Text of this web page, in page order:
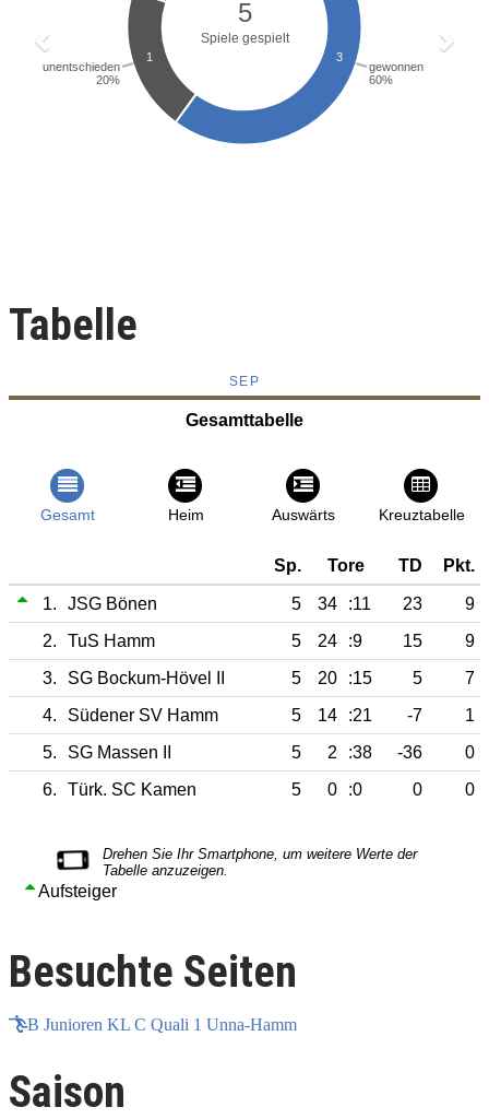
Tabelle
SEP
Gesamttabelle
Gesamt Heim Auswärts Kreuztabelle
Sp. Tore TD Pkt.
1. JSG Bönen 5 34 :11 23
9
2.
TuS Hamm 5 24 :9 15
9
3.
SG Bockum-Hövel II 5 20 :15 5
7
4.
Südener SV Hamm 5 14 :21 -7
1
5.
SG Massen II 5 2 :38 -36
0
6.
Türk. SC Kamen 5 0 :0 0 0
Aufsteiger
Besuchte Seiten
B Junioren KL C Quali 1 Unna-Hamm
Saison